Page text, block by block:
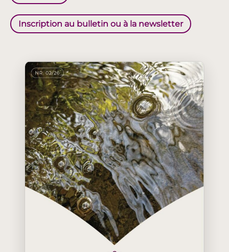
Inscription au bulletin ou à la newsletter